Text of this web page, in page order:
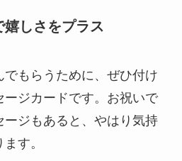
嬉しさをプラス
もらうために、ぜひ付け
ージカードです。お祝いで
ジもあると、やはり 気持
ます。